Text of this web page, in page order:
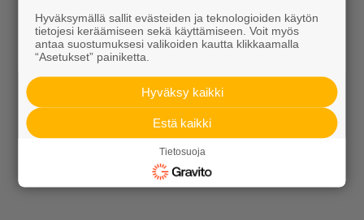
Tutustu meihin
Ura Ruduksella
Palvelut
Meistä
Vastuullisuus
Hyväksymällä sallit evästeiden ja teknologioiden käytön
tietojesi keräämiseen sekä käyttämiseen. Voit myös
antaa suostumuksesi valikoiden kautta klikkaamalla
“Asetukset” painiketta.
Hyväksy kaikki
Estä kaikki
Tietosuoja